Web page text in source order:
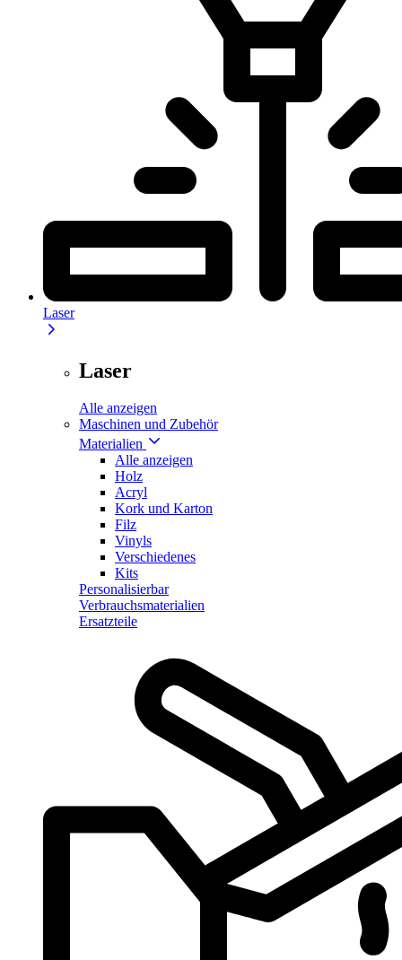
Laser
Laser
Alle anzeigen
Maschinen und Zubehör
Materialien
Alle anzeigen
Holz
Acryl
Kork und Karton
Filz
Vinyls
Verschiedenes
Kits
Personalisierbar
Verbrauchsmaterialien
Ersatzteile